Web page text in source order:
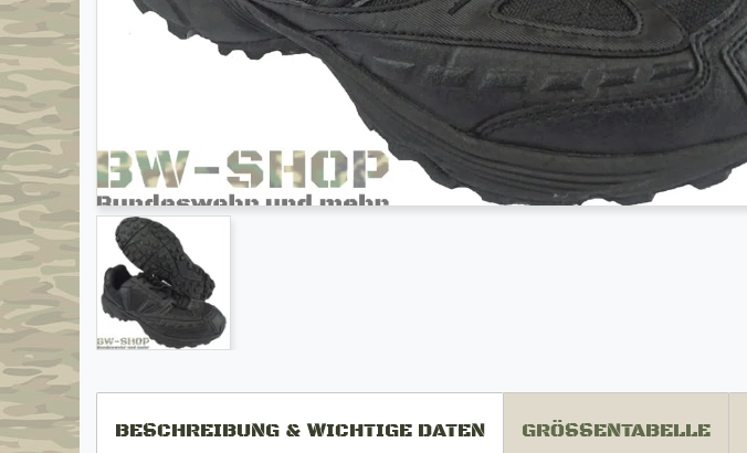
BESCHREIBUNG & WICHTIGE DATEN GRÖSSENTABELLE